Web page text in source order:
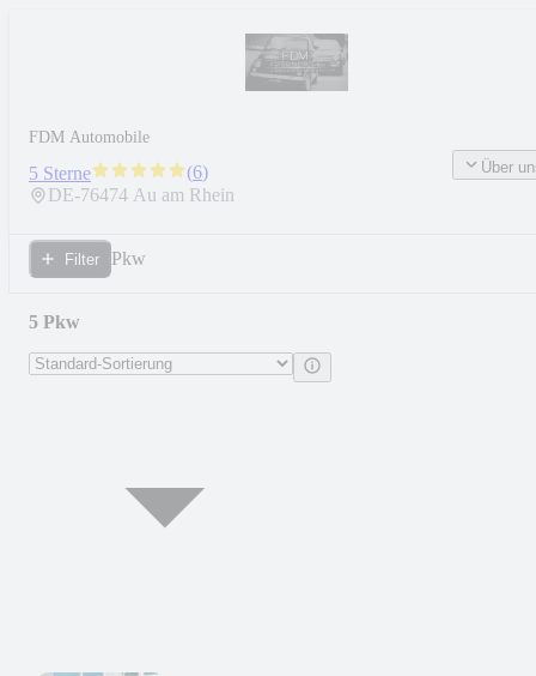
FDM Automobile
5 Sterne (6)
DE-76474 Au am Rhein
Über
Filter Pkw
5 Pkw